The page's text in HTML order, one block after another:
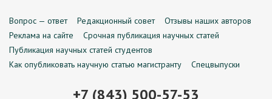
Вопрос — ответ Редакционный совет
Отзывы наших авторов
Реклама на сайте
Срочная публикация научных статей
Публикация научных статей студентов
Как опубликовать научную статью магистранту
Спецвыпуски
+7 (843) 500-57-53